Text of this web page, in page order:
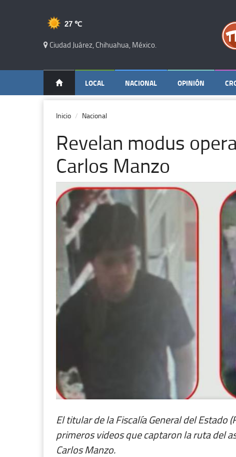
27 ℃
Ciudad Juárez, Chihuahua, México.
LOCAL NACIONAL OPINIÓN
Inicio Nacional
Revelan modus
Carlos Manzo
El titular de la Fiscalía General del Estado
primeros videos que captaron la ruta del
Carlos Manzo.